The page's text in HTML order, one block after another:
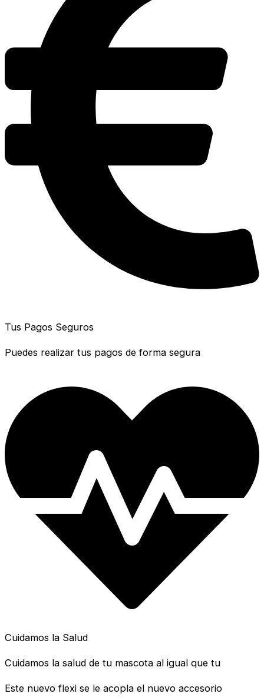
Tus Pagos Seguros
Puedes realizar tus pagos de forma segura
Cuidamos la Salud
Cuidamos la salud de tu mascota al igual que tu
Este nuevo flexi se le acopla el nuevo accesorio